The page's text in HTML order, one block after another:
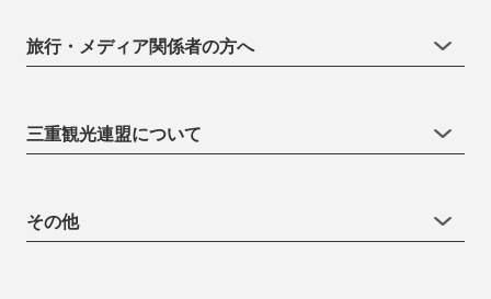
旅行・メディア関係者の方へ
三重観光連盟について
その他